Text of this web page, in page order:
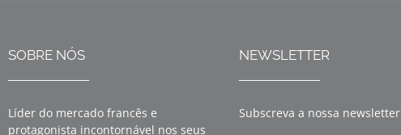
SOBRE NÓS
Líder do mercado francês e
protagonista incontornável nos seus
NEWSLETTER
Subscreva a nossa newsletter